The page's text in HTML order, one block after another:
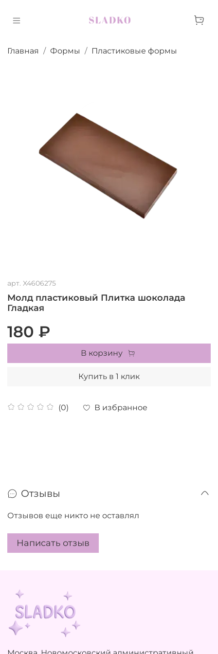
Главная Формы Пластиковые формы
арт. X4606275
Молд пластиковый Плитка шоколада
Гладкая
(0) В избранное
180 ₽
В корзину
Купить в 1 клик
Отзывы
Отзывов еще никто не оставлял
Написать отзыв